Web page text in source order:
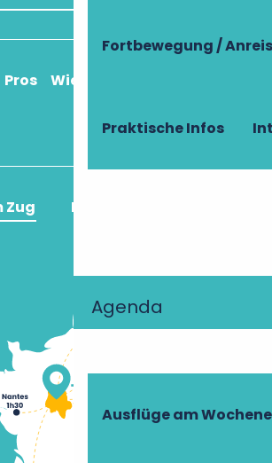
Fortbewegung /
Praktische Infos
Agenda
Ausflüge am
Pros Wie komme ich an?
Zug Im Flugzeug